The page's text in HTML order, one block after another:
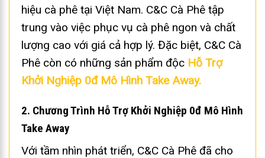
hiệu cà phê tại Việt Nam. C&C Cà Phê tập
trung vào việc phục vụ cà phê ngon và chất
lượng cao với giá cả hợp lý. Đặc biệt, C&C Cà
Phê còn có những sản phẩm độc Hỗ Trợ
Khởi Nghiệp 0đ Mô Hình Take Away.
2. Chương Trình Hỗ Trợ Khởi Nghiệp 0đ Mô Hình
Take Away
Với tầm nhìn phát triển, C&C Cà Phê đã cho